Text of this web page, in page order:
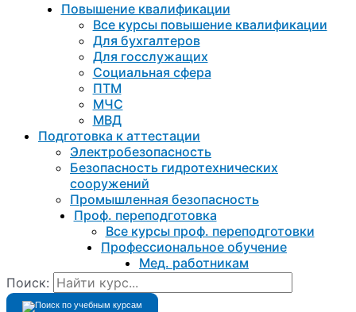
Повышение квалификации
Все курсы повышение квалификации
Для бухгалтеров
Для госслужащих
Социальная сфера
ПТМ
МЧС
МВД
Подготовка к aттестации
Электробезопасность
Безопасность гидротехнических
сооружений
Промышленная безопасность
Проф. переподготовка
Все курсы проф. переподготовки
Профессиональное обучение
Мед. работникам
Поиск: